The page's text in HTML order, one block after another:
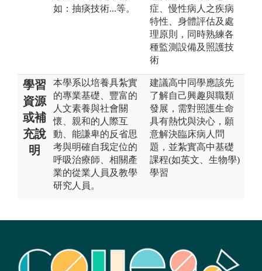
如：抽痰技術...等。
症、慢性病人之疾病
特性、身體評估及處
理原則，同時熟練各
種監測設備及照護技
術
學習
資源
或補
充說
明
本學系以培養具紮實
的專業基礎、豐富的
人文素養與社會關
懷、親和的人際互
動、能謙卑的反省思
考與明確自我定位的
呼吸治療師、相關產
業的從業人員及教學
研究人員。
建議高中同學應該先
了解自己興趣與職類
發展，需對照護生命
具有熱忱與決心，願
意解決臨床病人問
題，並紮實高中基礎
課程(如英文、生物學)
學習